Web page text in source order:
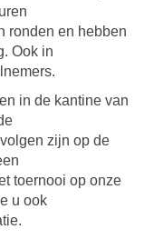
ronden en hebben
Ook in
in de kantine van
zijn op de
toernooi op onze
u ook